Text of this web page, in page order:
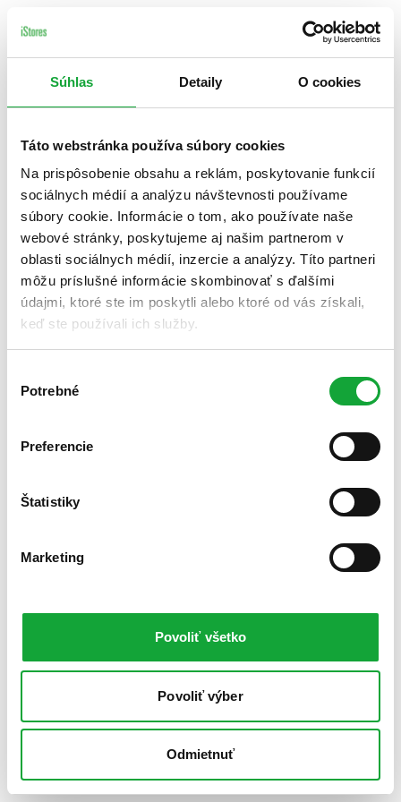
Súhlas Detaily O cookies
Táto webstránka používa súbory cookies
Na prispôsobenie obsahu a reklám, poskytovanie funkcií
sociálnych médií a analýzu návštevnosti používame
súbory cookie. Informácie o tom, ako používate naše
webové stránky, poskytujeme aj našim partnerom v
oblasti sociálnych médií, inzercie a analýzy. Títo partneri
môžu príslušné informácie skombinovať s ďalšími
údajmi, ktoré ste im poskytli alebo ktoré od vás získali,
keď ste používali ich služby.
súhlasu
Potrebné
Preferencie
Štatistiky
Marketing
Povoliť všetko
Povoliť výber
Odmietnuť